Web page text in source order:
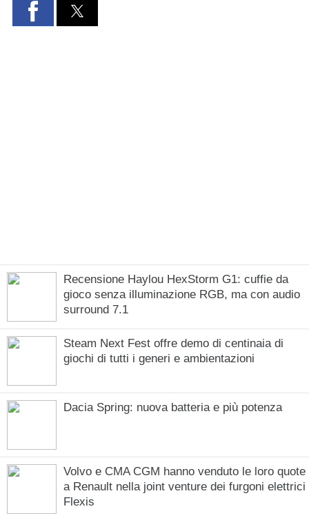
Recensione Haylou HexStorm G1: cuffie da
gioco senza illuminazione RGB, ma con audio
surround 7.1
Steam Next Fest offre demo di centinaia di
giochi di tutti i generi e ambientazioni
Dacia Spring: nuova batteria e più potenza
Volvo e CMA CGM hanno venduto le loro quote
a Renault nella joint venture dei furgoni elettrici
Flexis